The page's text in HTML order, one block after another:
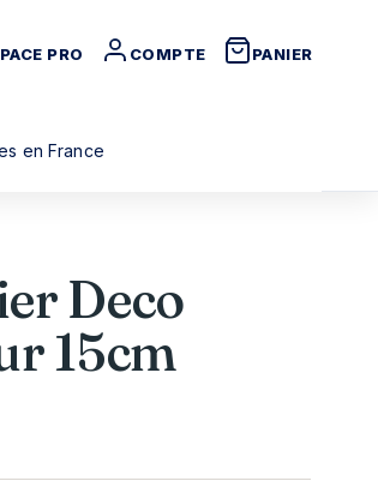
PRO COMPTE PANIER
en France
Deco
15cm